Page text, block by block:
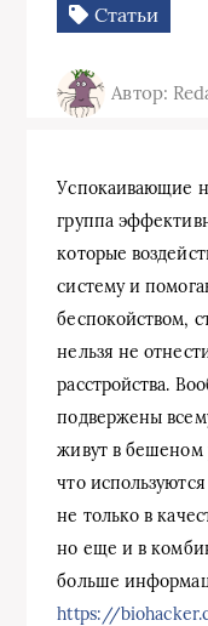
Статьи
Автор:
Успокаивающие
группа
которые
систему и
беспокойством,
нельзя не
расстройства.
подвержены
живут в бешеном
что
не только в
но еще и в
больше
https://